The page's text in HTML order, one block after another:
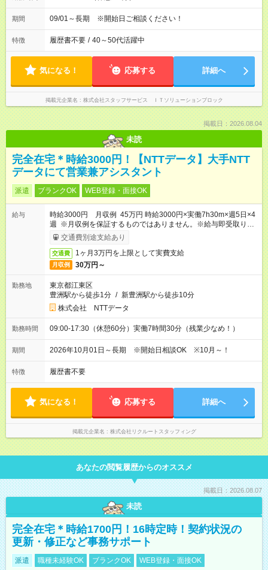
期間 09/01～長期 ※開始日ご相談ください！
特徴 履歴書不要 / 40～50代活躍中
気になる！ 応募する 詳細へ
掲載元企業名 株式会社スタッフサービス ＩＴソリューションブロック
掲載日：2026.08.04
未読
完全在宅＊時給3000円！【NTTデータ】大手NTT
データにて営業兼アシスタント
派遣 ブランクOK WEB登録・面接OK
給与
時給3000円 月収例 45万円 時給3000円×実働7h30m×週5日×4
週 ※月収例を保証するものではありません。※給与即受取りサ
ービス利用可（利用条件有）
交通費別途支給あり
交通費 1ヶ月3万円を上限として実費支給
月収例 30万円～
勤務地
東京都江東区
豊洲駅から徒歩1分 / 新豊洲駅から徒歩10分
株式会社 NTTデータ
勤務時間 09:00-17:30（休憩60分）実働7時間30分（残業少なめ！）
期間 2026年10月01日～長期 ※開始日相談OK ※10月～！
特徴 履歴書不要
気になる！ 応募する 詳細へ
掲載元企業名 株式会社リクルートスタッフィング
あなたの閲覧履歴からのオススメ
掲載日：2026.08.07
未読
完全在宅＊時給1700円！16時定時！契約状況の
更新・修正など事務サポート
派遣 職種未経験OK ブランクOK WEB登録・面接OK